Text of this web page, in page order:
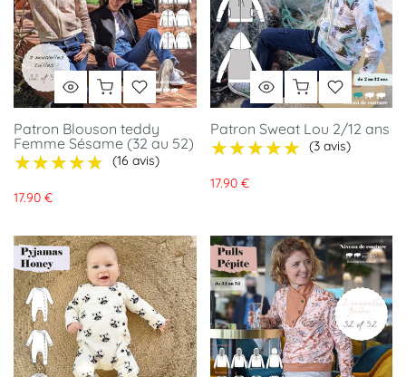
Patron Blouson teddy
Femme Sésame (32 au 52)
★★★★★
★★★★★ (16 avis)
17.90 €
Patron Sweat Lou 2/12 ans
★★★★★
★★★★★ (3 avis)
17.90 €